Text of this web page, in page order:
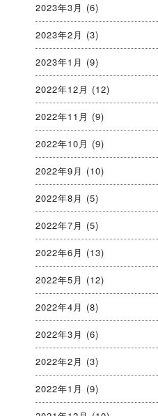
2023年3月 (6)
2023年2月 (3)
2023年1月 (9)
2022年12月 (12)
2022年11月 (9)
2022年10月 (9)
2022年9月 (10)
2022年8月 (5)
2022年7月 (5)
2022年6月 (13)
2022年5月 (12)
2022年4月 (8)
2022年3月 (6)
2022年2月 (3)
2022年1月 (9)